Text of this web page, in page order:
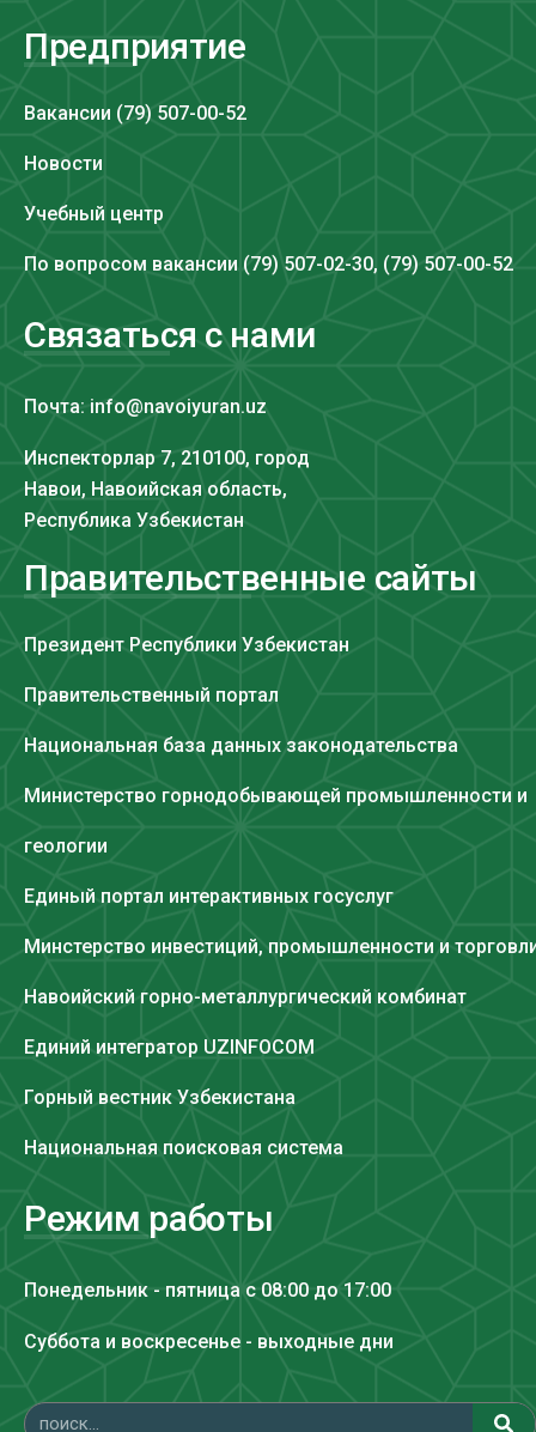
Предприятие
Вакансии (79) 507-00-52
Новости
Учебный центр
По вопросом вакансии (79) 507-02-30, (79) 507-00-52
Связаться с нами
Почта: info@navoiyuran.uz
Инспекторлар 7, 210100, город
Навои, Навоийская область,
Республика Узбекистан
Правительственные сайты
Президент Республики Узбекистан
Правительственный портал
Национальная база данных законодательства
Министерство горнодобывающей промышленности и
геологии
Единый портал интерактивных госуслуг
Минстерство инвестиций, промышленности и
Навоийский горно-металлургический комбинат
Единий интегратор UZINFOCOM
Горный вестник Узбекистана
Национальная поисковая система
Режим работы
Понедельник - пятница с 08:00 до 17:00
Суббота и воскресенье - выходные дни